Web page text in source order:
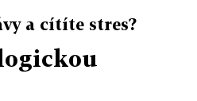
a cítíte stres?